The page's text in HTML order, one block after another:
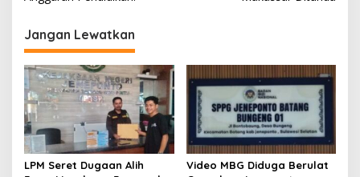
g
a
s
i
p
o
s
Jangan Lewatkan
LPM Seret Dugaan Alih
Video MBG Diduga Berulat